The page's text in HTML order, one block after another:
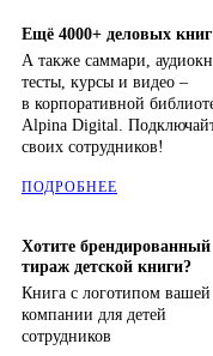
Ещё 4000+ деловых книг
А также саммари,
тесты, курсы и видео –
в корпоративной
Alpina Digital.
своих сотрудников!
ПОДРОБНЕЕ
Хотите брендированный
тираж детской книги?
Книга с логотипом вашей
компании для детей
сотрудников